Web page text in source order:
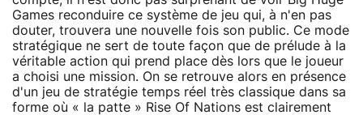
Games reconduire ce système de jeu qui, à n'en pas
douter, trouvera une nouvelle fois son public. Ce mode
stratégique ne sert de toute façon que de prélude à la
véritable action qui prend place dès lors que le joueur
a choisi une mission. On se retrouve alors en présence
d'un jeu de stratégie temps réel très classique dans sa
forme où « la patte » Rise Of Nations est clairement